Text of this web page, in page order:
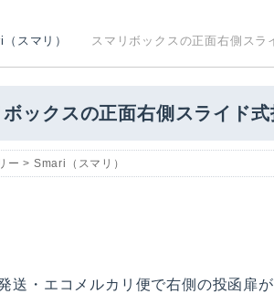
スマリ） スマリボックスの正面右側スラ
ボックスの正面右側スライド
ー > Smari（スマリ）
送・エコメルカリ便で右側の投函扉